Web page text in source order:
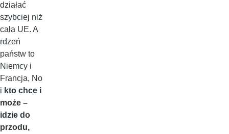
działać
szybciej niż
cała UE. A
rdzeń
państw to
Niemcy i
Francja, No
i kto chce i
może –
idzie do
przodu,